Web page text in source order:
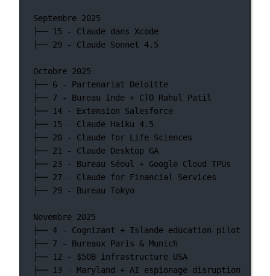
Septembre 2025
├── 15 - Claude dans Xcode
├── 29 - Claude Sonnet 4.5
Octobre 2025
├── 6 - Partenariat Deloitte
├── 7 - Bureau Inde + CTO Rahul Patil
├── 14 - Extension Salesforce
├── 15 - Claude Haiku 4.5
├── 20 - Claude for Life Sciences
├── 21 - Claude Desktop GA
├── 23 - Bureau Séoul + Google Cloud TPUs
├── 27 - Claude for Financial Services
├── 29 - Bureau Tokyo
Novembre 2025
├── 4 - Cognizant + Islande education pilot
├── 7 - Bureaux Paris & Munich
├── 12 - $50B infrastructure USA
├── 13 - Maryland + AI espionage disruption